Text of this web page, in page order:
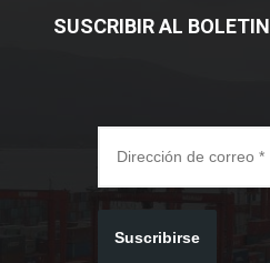
SUSCRIBIR AL BOLETIN
Suscribirse